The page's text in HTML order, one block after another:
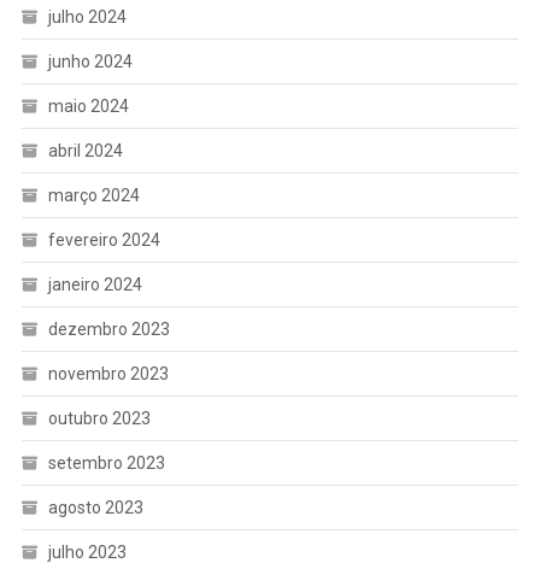
julho 2024
junho 2024
maio 2024
abril 2024
março 2024
fevereiro 2024
janeiro 2024
dezembro 2023
novembro 2023
outubro 2023
setembro 2023
agosto 2023
julho 2023